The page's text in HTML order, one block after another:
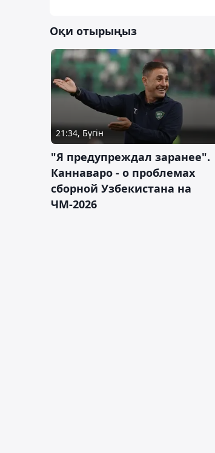
Оқи отырыңыз
21:34, Бүгін
"Я предупреждал заранее".
Каннаваро - о проблемах
сборной Узбекистана на
ЧМ-2026